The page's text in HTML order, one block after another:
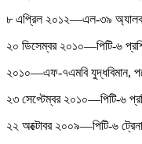
৮ এপ্রিল ২০১২—এল-৩৯
২০ ডিসেম্বর ২০১০—পিটি-৬
২০১০—এফ-৭এমবি যুদ্ধবিমান,
২৩ সেপ্টেম্বর ২০১০—পিটি-৬
২২ অক্টোবর ২০০৯—পিটি-৬